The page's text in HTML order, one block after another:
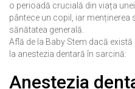
o perioadă crucială din viața
pântece un copil, iar menținerea
sănătatea generală.
Află de la Baby Stem dacă
la anestezia dentară în sarcină:
Anestezia